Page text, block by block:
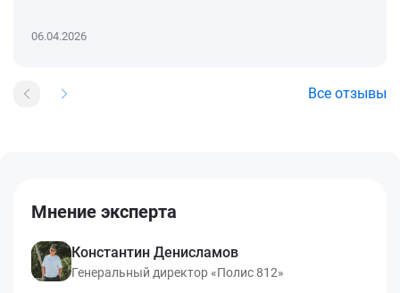
06.04.2026
Все отзывы
Мнение эксперта
Константин Денисламов
Генеральный директор «Полис 812»